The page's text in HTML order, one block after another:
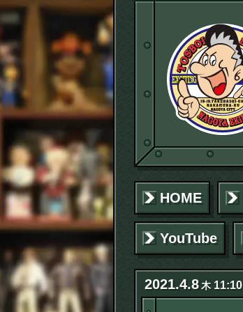
HOME
YouTube
2021.4.8木11:10